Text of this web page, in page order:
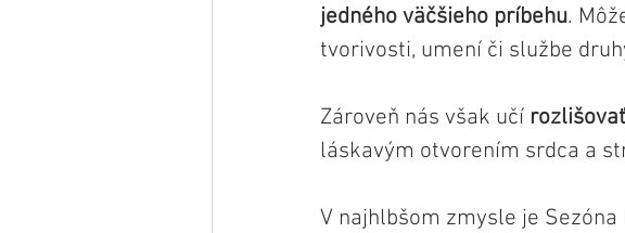
jedného väčšieho príbehu.
tvorivosti, umení či službe
Zároveň nás však učí
láskavým otvorením srdca a
V najhlbšom zmysle je